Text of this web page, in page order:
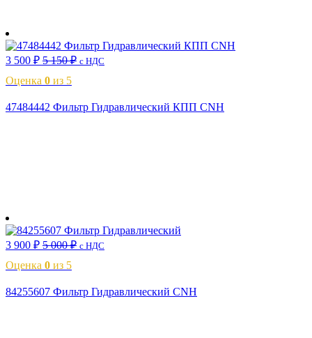
3 500 ₽ 5 150₽ с НДС
Оценка 0 из 5
47484442 Фильтр Гидравлический КПП CNH
3 900 ₽ 5 000₽ с НДС
Оценка 0 из 5
84255607 Фильтр Гидравлический CNH